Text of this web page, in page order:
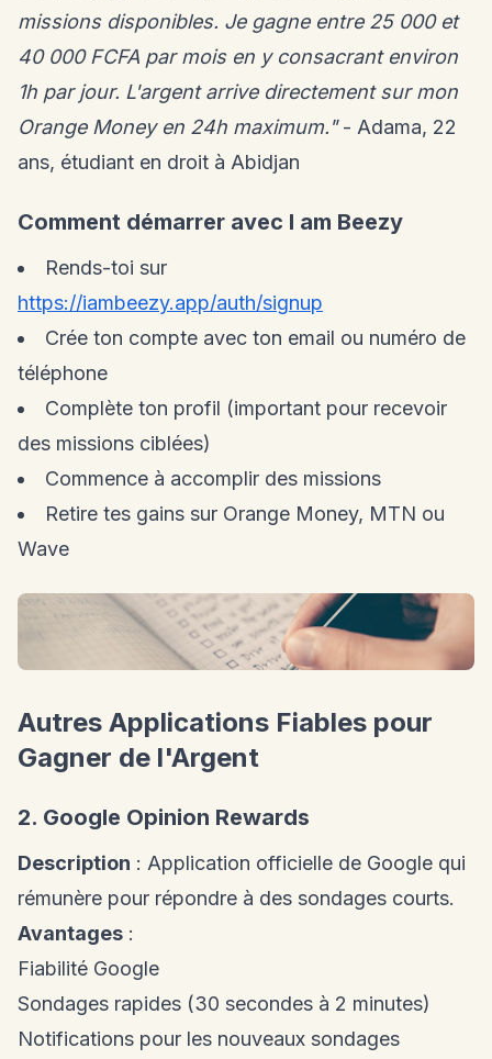
missions disponibles. Je gagne entre 25 000 et
40 000 FCFA par mois en y consacrant environ
1h par jour. L'argent arrive directement sur mon
Orange Money en 24h maximum."- Adama, 22
ans, étudiant en droit à Abidjan
Comment démarrer avec I am Beezy
Rends-toi sur
https://iambeezy.app/auth/signup
Crée ton compte avec ton email ou numéro de
téléphone
Complète ton profil (important pour recevoir
des missions ciblées)
Commence à accomplir des missions
Retire tes gains sur Orange Money, MTN ou
Wave
Autres Applications Fiables pour
Gagner de l'Argent
2. Google Opinion Rewards
Description : Application officielle de Google qui
rémunère pour répondre à des sondages courts.
Avantages :
Fiabilité Google
Sondages rapides (30 secondes à 2 minutes)
Notifications pour les nouveaux sondages